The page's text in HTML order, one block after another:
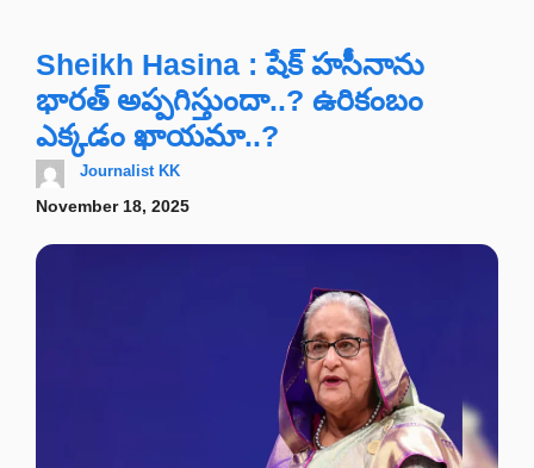
Sheikh Hasina : షేక్ హసీనాను
భారత్‌ అప్పగిస్తుందా..? ఉరికంబం
ఎక్కడం ఖాయమా..?
Journalist KK
November 18, 2025